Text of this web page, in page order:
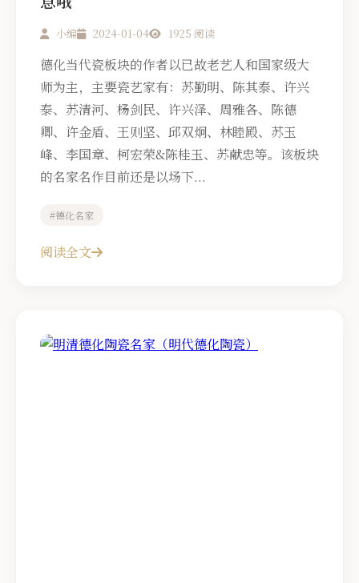
小编 2024-01-04 1925 阅读
德化当代瓷板块的作者以已故老艺人和国家级大
师为主，主要瓷艺家有：苏勤明、陈其泰、许兴
泰、苏清河、杨剑民、许兴泽、周雅各、陈德
卿、许金盾、王则坚、邱双炯、林睦殿、苏玉
峰、李国章、柯宏荣&陈桂玉、苏献忠等。该板块
的名家名作目前还是以场下...
#德化名家
阅读全文